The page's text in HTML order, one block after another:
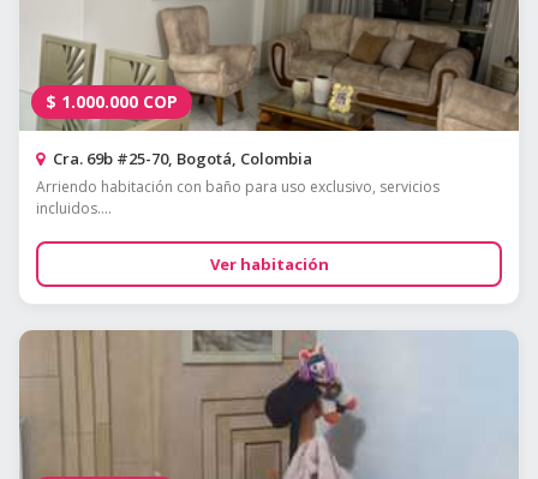
$ 1.000.000 COP
Cra. 69b #25-70, Bogotá, Colombia
Arriendo habitación con baño para uso exclusivo, servicios
incluidos....
Ver habitación